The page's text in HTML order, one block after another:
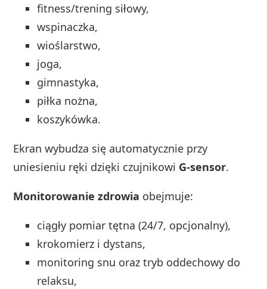
fitness/trening siłowy,
wspinaczka,
wioślarstwo,
joga,
gimnastyka,
piłka nożna,
koszykówka.
Ekran wybudza się automatycznie przy
uniesieniu ręki dzięki czujnikowi G-sensor.
Monitorowanie zdrowia obejmuje:
ciągły pomiar tętna (24/7, opcjonalny),
krokomierz i dystans,
monitoring snu oraz tryb oddechowy do
relaksu,